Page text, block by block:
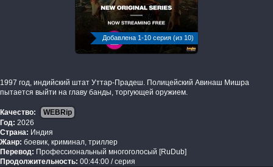
Добавлена 1-10 серия (из 10)
1997 год, индийский штат Уттар-Прадеш. Полицейский Авинаш Мишра
пытается выйти на главу банды, торгующей оружием.
Качество:
WEBRip
Год: 2026
Страна: Индия
Жанр: боевик, криминал, триллер
Перевод: Профессиональный многоголосый [RuDub]
Продолжительность: 00:44:00 / серия